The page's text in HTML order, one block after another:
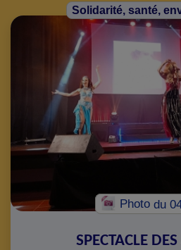
Solidarité, santé,
Photo du
SPECTACLE